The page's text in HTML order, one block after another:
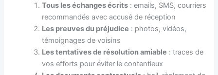
Tous les échanges écrits : emails, SMS, courriers
recommandés avec accusé de réception
Les preuves du préjudice : photos, vidéos,
témoignages de voisins
Les tentatives de résolution amiable : traces de
vos efforts pour éviter le contentieux